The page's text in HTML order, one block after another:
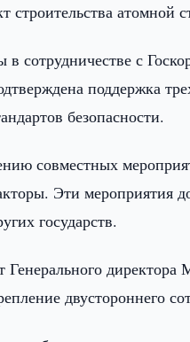
строительства
сотрудничестве с
поддержка
безопасности.
совместных
Эти мероприятия
государств.
Генерального
двустороннего